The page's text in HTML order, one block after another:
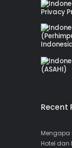
Recent
Mengapa
Hotel dan